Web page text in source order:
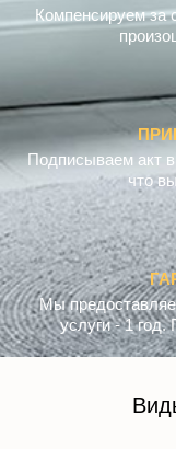
Компенсируем за
Подписываем акт
что
Мы
услуги - 1 год.